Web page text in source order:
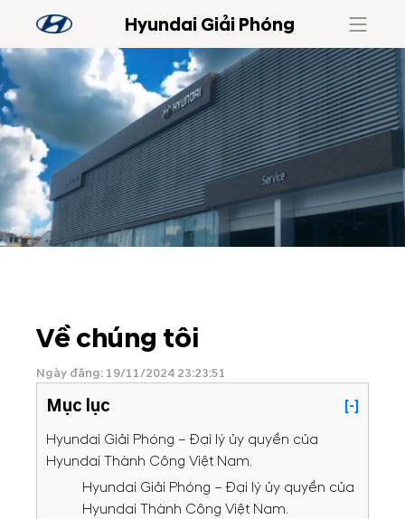
Hyundai Giải Phóng
Về chúng tôi
Ngày đăng: 19/11/2024 23:23:51
Mục lục
[-]
Hyundai Giải Phóng – Đại lý ủy quyền của
Hyundai Thành Công Việt Nam.
Hyundai Giải Phóng – Đại lý ủy quyền của
Hyundai Thành Công Việt Nam.